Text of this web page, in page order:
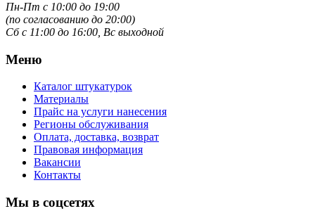
Пн-Пт с 10:00 до 19:00
(по согласованию до 20:00)
Сб с 11:00 до 16:00, Вс выходной
Меню
Каталог штукатурок
Материалы
Прайс на услуги нанесения
Регионы обслуживания
Оплата, доставка, возврат
Правовая информация
Вакансии
Контакты
Мы в соцсетях